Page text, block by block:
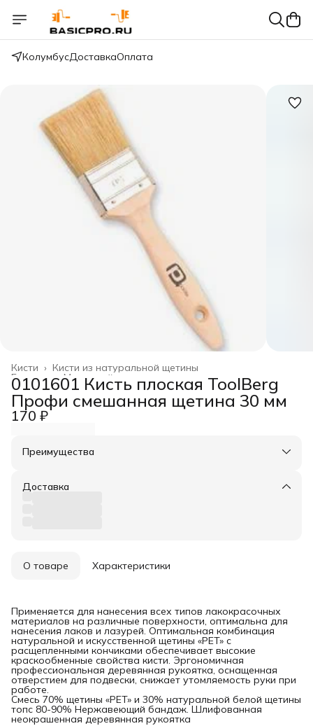
КолумбусДоставкаОплата
Кисти из натуральной щетины
Кисти ›
Малярный инструмент
Главная ›
0101601 Кисть плоская ToolBerg
Профи смешанная щетина 30 мм
170 ₽
Преимущества
Оплата частями в Сплит
Удобный возврат
Доставка
О товаре Характеристики
Применяется для нанесения всех типов лакокрасочных
материалов на различные поверхности, оптимальна для
нанесения лаков и лазурей. Оптимальная комбинация
натуральной и искусственной щетины «PET» с
расщепленными кончиками обеспечивает высокие
краскообменные свойства кисти. Эргономичная
профессиональная деревянная рукоятка, оснащенная
отверстием для подвески, снижает утомляемость руки при
работе.
Смесь 70% щетины «PET» и 30% натуральной белой щетины
топс 80-90% Нержавеющий бандаж. Шлифованная
неокрашенная деревянная рукоятка